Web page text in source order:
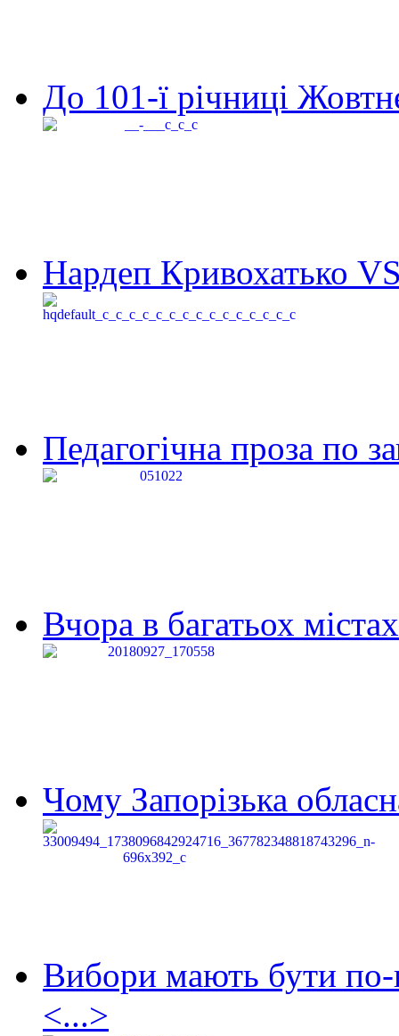
До 101-ї річниці
Нардеп Кривохатько
Педагогічна проза по
Вчора в багатьох
Чому Запорізька
Вибори мають бути по-
<...>